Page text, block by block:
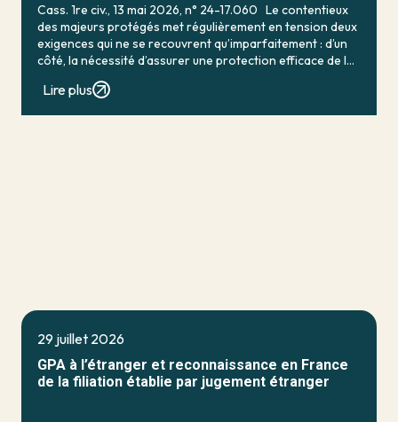
Cass. 1re civ., 13 mai 2026, n° 24-17.060 Le contentieux
des majeurs protégés met régulièrement en tension deux
exigences qui ne se recouvrent qu’imparfaitement : d’un
côté, la nécessité d’assurer une protection efficace de la
Lire plus
29 juillet 2026
GPA à l’étranger et reconnaissance en France
de la filiation établie par jugement étranger